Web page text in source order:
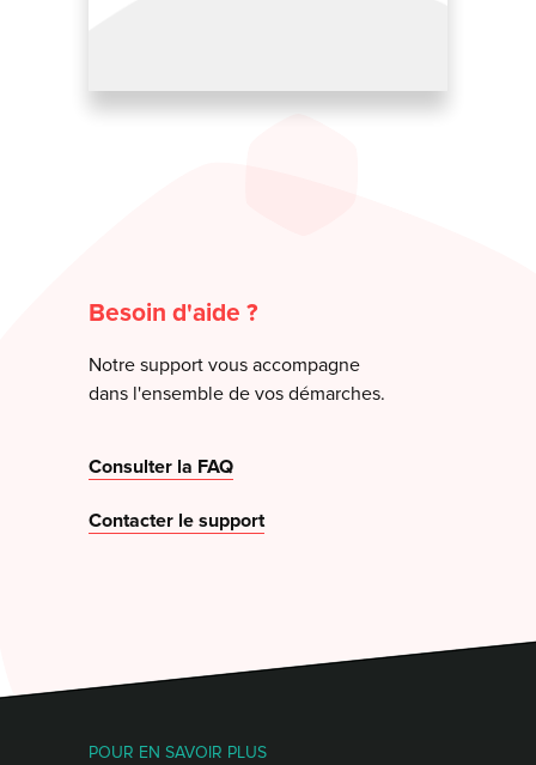
Besoin d'aide ?
Notre support vous accompagne
dans l'ensemble de vos démarches.
Consulter la FAQ
Contacter le support
POUR EN SAVOIR PLUS